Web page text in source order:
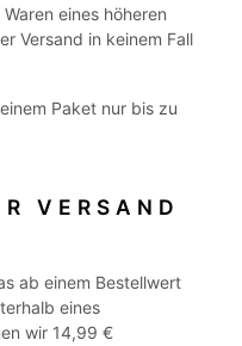
eines höheren
Versand in keinem Fall
Paket nur bis zu
VERSAND
ab einem Bestellwert
eines
wir 14,99 €